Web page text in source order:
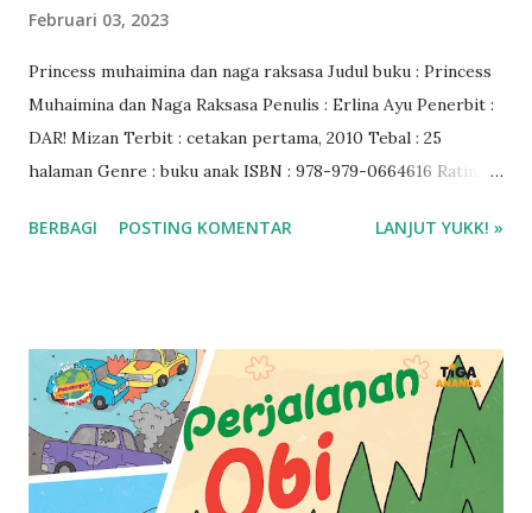
Februari 03, 2023
Princess muhaimina dan naga raksasa Judul buku : Princess
Muhaimina dan Naga Raksasa Penulis : Erlina Ayu Penerbit :
DAR! Mizan Terbit : cetakan pertama, 2010 Tebal : 25
halaman Genre : buku anak ISBN : 978-979-0664616 Rating :
BERBAGI POSTING KOMENTAR LANJUT YUKK! »